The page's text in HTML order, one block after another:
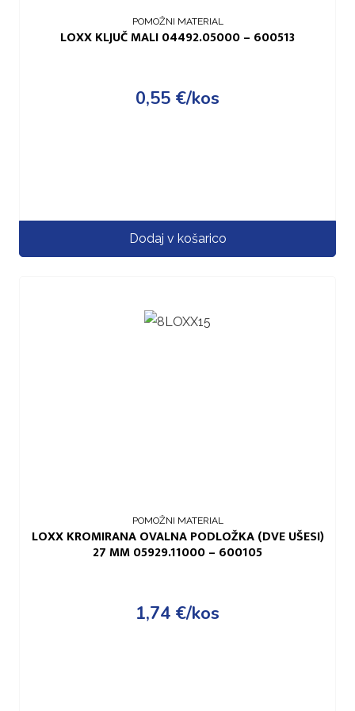
POMOŽNI MATERIAL
LOXX KLJUČ MALI 04492.05000 – 600513
0,55 €/kos
Dodaj v košarico
POMOŽNI MATERIAL
LOXX KROMIRANA OVALNA PODLOŽKA (DVE UŠESI)
27 MM 05929.11000 – 600105
1,74 €/kos